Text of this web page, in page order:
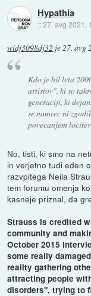
Hypathia
::27. avg 2021,
widj3098dj32 je27. avg
Kdo je bil leta
artistov", ki so
generaciji, ki
se namrec ni
povecanjem
No, tisti, ki smo na
in verjetno tudi eden
razvpitega Neila
tem forumu omenja
kasneje priznal, da
Strauss is credited
community and
October 2015
some really
reality gathering
attracting people
disorders", trying to